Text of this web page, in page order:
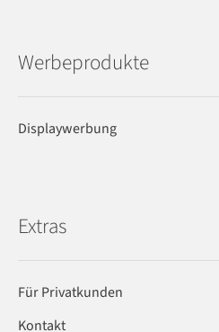
Werbeprodukte
Displaywerbung
Extras
Für Privatkunden
Kontakt